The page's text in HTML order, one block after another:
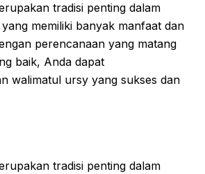
tradisi penting dalam
memiliki banyak manfaat dan
perencanaan yang matang
baik, Anda dapat
walimatul ursy yang sukses dan
tradisi penting dalam